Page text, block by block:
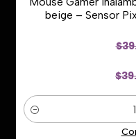
-50%beige – Sensor
Cantidad